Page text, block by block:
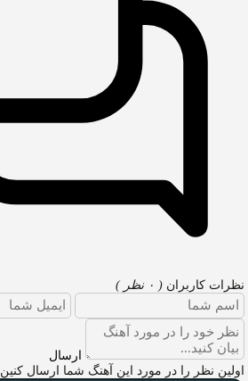
نظرات کاربران( ۰ نظر )
ارسال
اولین نظر را در مورد این آهنگ شما ارسال کنین